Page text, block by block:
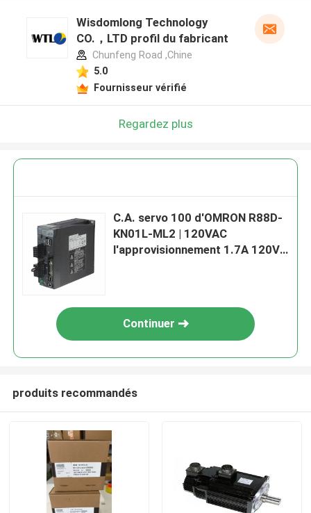
Wisdomlong Technology
CO.，LTD profil du fabricant
Chunfeng Road ,Chine
5.0
Fournisseur vérifié
Regardez plus
C.A. servo 100 d'OMRON R88D-
KN01L-ML2 | 120VAC
l'approvisionnement 1.7A 120V
Continuer
produits recommandés